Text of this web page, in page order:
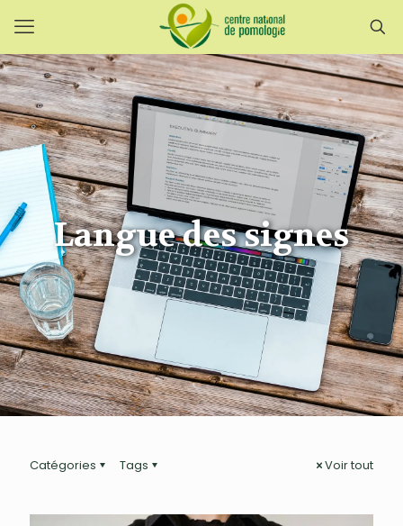
Langue des signes
Catégories Tags Voir tout